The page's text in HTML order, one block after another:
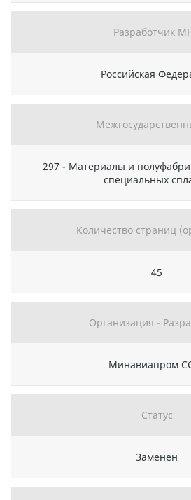
Разработчик
Российская
297 - Материалы и
специальных
Количество страниц
45
Организация -
Минавиапром
Статус
Заменен